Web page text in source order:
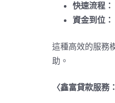
快速流程：
資金到位：
這種高效的服務
助。
〈鑫富貸款服務：